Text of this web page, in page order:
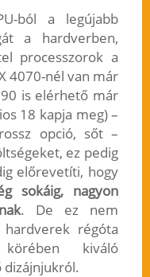
ból a legújabb
a hardverben,
processzorok a
4070-nél van már
is elérhető már
18 kapja meg) –
opció, sőt –
ez pedig
előrevetíti, hogy
sokáig, nagyon
. De ez nem
régóta
kiváló